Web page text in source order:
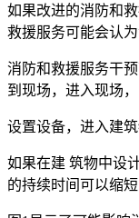
如果改进的消防和
救援服务可能会认
消防和救援服务干
到现场，进入现场，
设置设备，进入建
如果在建 筑物中设
的持续时间可以缩